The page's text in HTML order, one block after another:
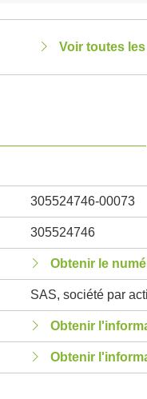
Voir toutes
305524746-00073
305524746
Obtenir le
SAS, société par
Obtenir
Obtenir